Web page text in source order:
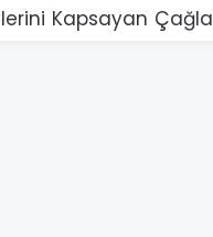
Kapsayan